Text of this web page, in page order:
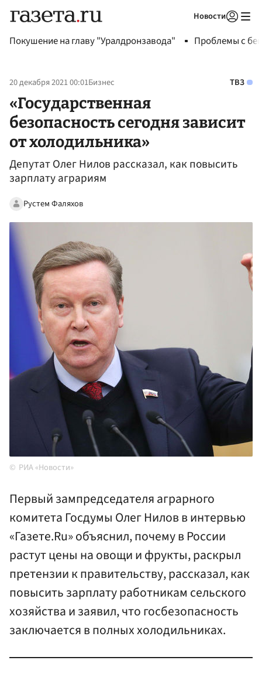
Новости
Покушение на главу "Уралдронзавода" Проблемы с
20 декабря 2021 00:01Бизнес ТВЗ
«Государственная
безопасность сегодня зависит
от холодильника»
Депутат Олег Нилов рассказал, как повысить
зарплату аграриям
Рустем Фаляхов
РИА «Новости»
Первый зампредседателя аграрного
комитета Госдумы Олег Нилов в интервью
«Газете.Ru» объяснил, почему в России
растут цены на овощи и фрукты, раскрыл
претензии к правительству, рассказал, как
повысить зарплату работникам сельского
хозяйства и заявил, что госбезопасность
заключается в полных холодильниках.